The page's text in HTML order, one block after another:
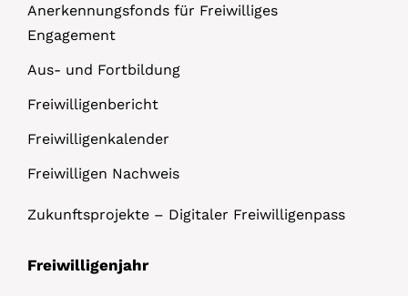
Anerkennungsfonds für Freiwilliges
Engagement
Aus- und Fortbildung
Freiwilligenbericht
Freiwilligenkalender
Freiwilligen Nachweis
Zukunftsprojekte – Digitaler Freiwilligenpass
Freiwilligenjahr